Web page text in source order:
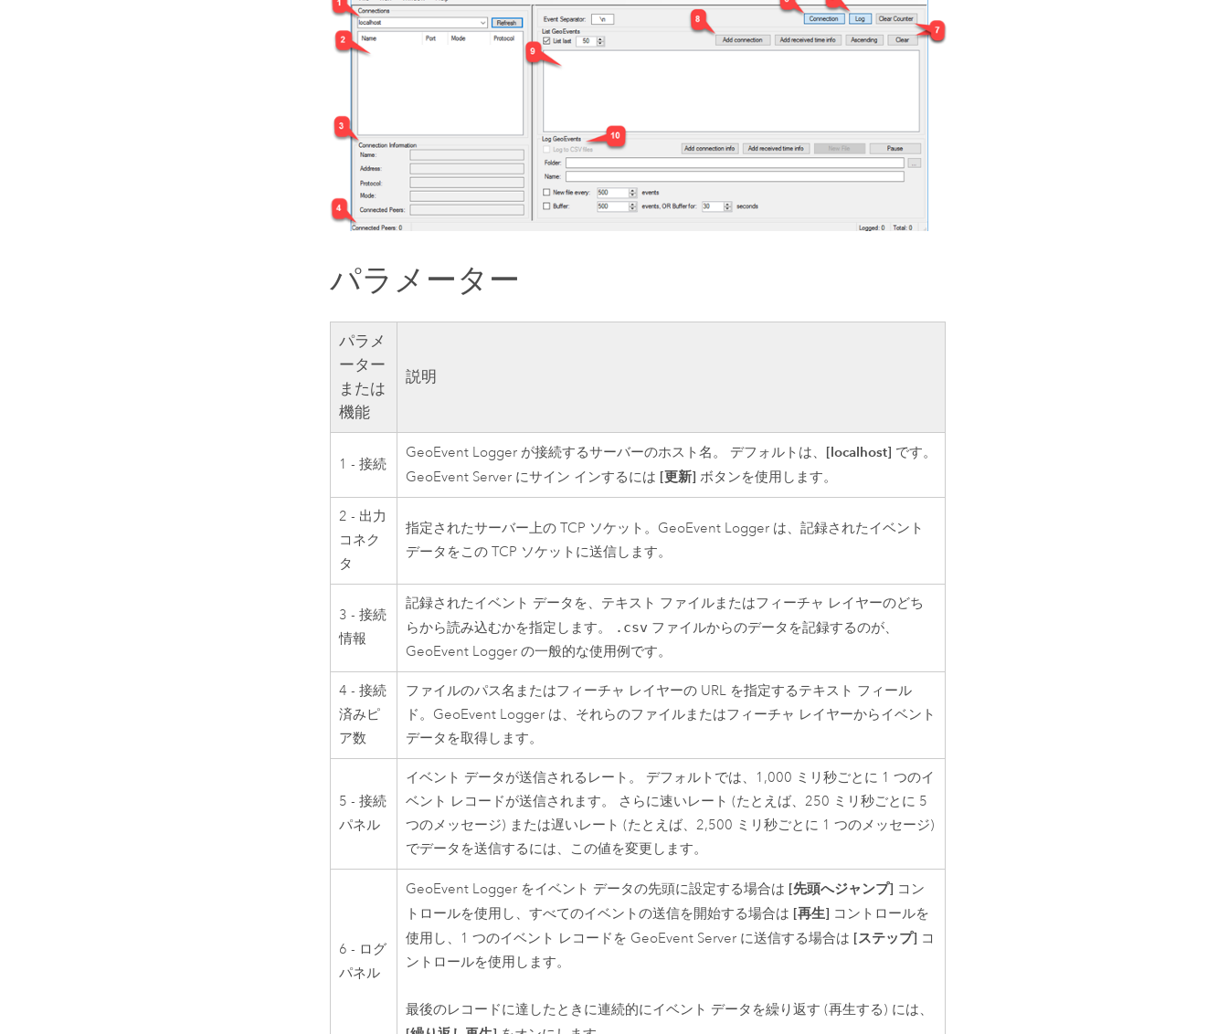
パラメーター
パラメ
ーター
または
機能
説明
1 - 接続
GeoEvent Logger が接続するサーバーのホスト名。 デフォルトは、 [localhost] です。
GeoEvent Server にサイン インするには [更新] ボタンを使用します。
2 - 出力
コネク
タ
指定されたサーバー上の TCP ソケット。GeoEvent Logger は、記録されたイベント
データをこの TCP ソケットに送信します。
3 - 接続
情報
記録されたイベント データを、テキスト ファイルまたはフィーチャ レイヤーのどち
らから読み込むかを指定します。
.csv ファイルからのデータを記録するのが、
GeoEvent Logger の一般的な使用例です。
4 - 接続
済みピ
ア数
ファイルのパス名またはフィーチャ レイヤーの URL を指定するテキスト フィール
ド。GeoEvent Logger は、それらのファイルまたはフィーチャ レイヤーからイベント
データを取得します。
5 - 接続
パネル
イベント データが送信されるレート。 デフォルトでは、1,000 ミリ秒ごとに 1 つのイ
ベント レコードが送信されます。 さらに速いレート (たとえば、250 ミリ秒ごとに 5
つのメッセージ) または遅いレート (たとえば、2,500 ミリ秒ごとに 1 つのメッセージ)
でデータを送信するには、この値を変更します。
6 - ログ
パネル
GeoEvent Logger をイベント データの先頭に設定する場合は [先頭へジャンプ] コン
トロールを使用し、すべてのイベントの送信を開始する場合は [再生] コントロールを
使用し、1 つのイベント レコードを GeoEvent Server に送信する場合は [ステップ] コ
ントロールを使用します。
最後のレコードに達したときに連続的にイベント データを繰り返す (再生する) には、